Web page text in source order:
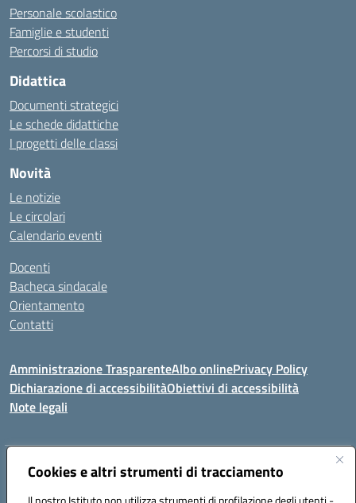
Cookies e altri strumenti di tracciamento
Personale scolastico
Famiglie e studenti
Percorsi di studio
Didattica
Documenti strategici
Le schede didattiche
I progetti delle classi
Novità
Le notizie
Le circolari
Calendario eventi
Docenti
Bacheca sindacale
Orientamento
Contatti
Amministrazione TrasparenteAlbo onlinePrivacy Policy
Dichiarazione di accessibilitàObiettivi di accessibilità
Note legali
Indirizzo:Viale P. Togliatti snc 67039 Sulmona (AQ)